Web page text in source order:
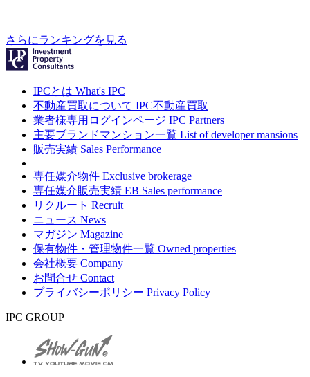
さらにランキングを見る
IPCとは What's IPC
不動産買取について IPC不動産買取
業者様専用ログインページ IPC Partners
主要ブランドマンション一覧 List of developer mansions
販売実績 Sales Performance
専任媒介物件 Exclusive brokerage
専任媒介販売実績 EB Sales performance
リクルート Recruit
ニュース News
マガジン Magazine
保有物件・管理物件一覧 Owned properties
会社概要 Company
お問合せ Contact
プライバシーポリシー Privacy Policy
IPC GROUP